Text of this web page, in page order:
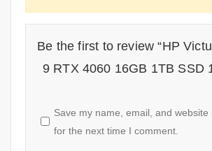
Be the first to review “HP
9 RTX 4060 16GB 1TB SSD
Save my name, email, and
for the next time I comment.